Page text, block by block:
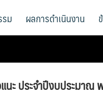
ม ผลการดำเนินงาน
นะ ประจำปีงบประมาณ